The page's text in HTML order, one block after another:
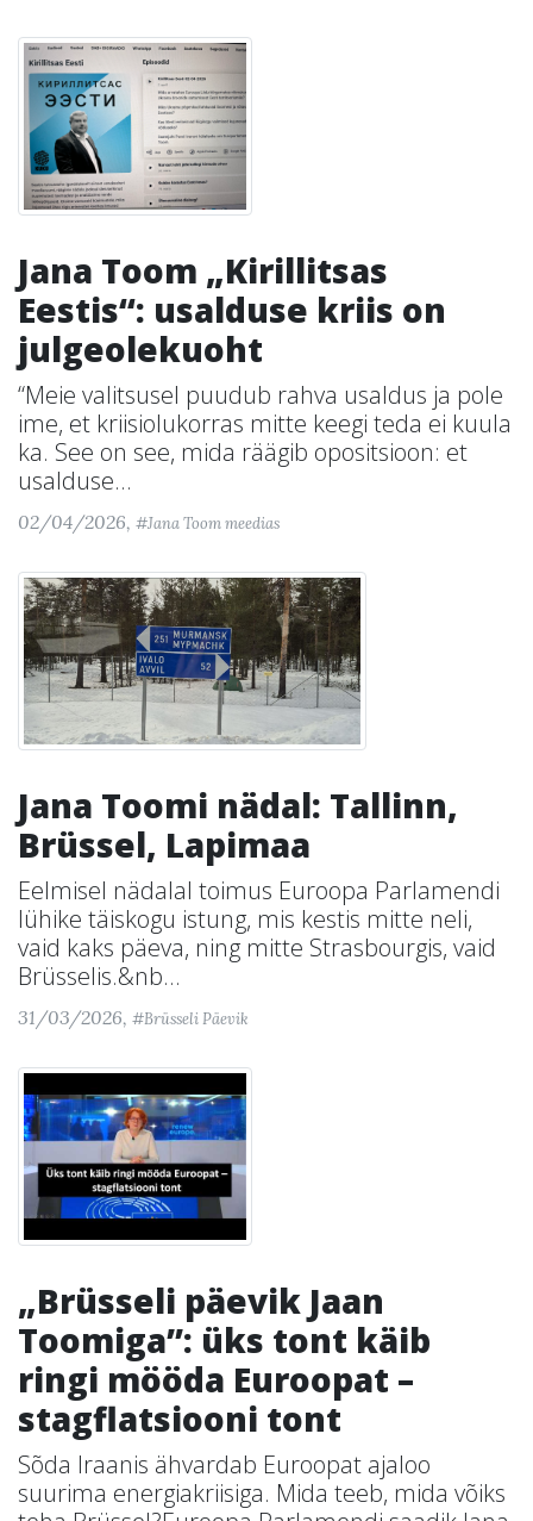
Jana Toom „Kirillitsas
Eestis“: usalduse kriis on
julgeolekuoht
“Meie valitsusel puudub rahva usaldus ja pole
ime, et kriisiolukorras mitte keegi teda ei kuula
ka. See on see, mida räägib opositsioon: et
usalduse...
02/04/2026, #Jana Toom meedias
Jana Toomi nädal: Tallinn,
Brüssel, Lapimaa
Eelmisel nädalal toimus Euroopa Parlamendi
lühike täiskogu istung, mis kestis mitte neli,
vaid kaks päeva, ning mitte Strasbourgis, vaid
Brüsselis.&nb...
31/03/2026, #Brüsseli Päevik
„Brüsseli päevik Jaan
Toomiga”: üks tont käib
ringi mööda Euroopat –
stagflatsiooni tont
Sõda Iraanis ähvardab Euroopat ajaloo
suurima energiakriisiga. Mida teeb, mida võiks